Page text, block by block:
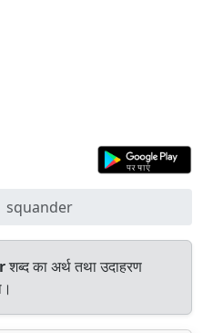
squander
शब्द का अर्थ तथा उदाहरण